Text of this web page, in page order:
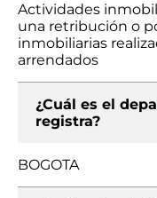
Actividades
una retribución o
inmobiliarias
arrendados
¿Cuál es el
registra?
BOGOTA